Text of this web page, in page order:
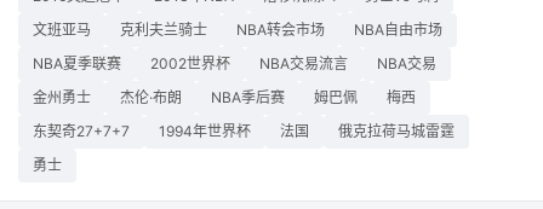
文班亚马
克利夫兰骑士 NBA转会市场
NBA自由市场
NBA夏季联赛
2002世界杯 NBA交易流言
NBA交易
金州勇士
杰伦·布朗 NBA季后赛 姆巴佩
梅西
东契奇27+7+7
1994年世界杯 法国
俄克拉荷马城雷霆
勇士